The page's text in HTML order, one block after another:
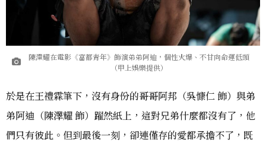
陳澤耀在電影《富都青年》飾演弟弟阿迪，個性火爆、不甘向命運低頭
（甲上娛樂提供）
於是在王禮霖筆下，沒有身份的哥哥阿邦（吳慷仁 飾）與弟
弟阿迪（陳澤耀 飾）躍然紙上，這對兄弟什麼都沒有了，他
們只有彼此。但到最後一刻，卻連僅存的愛都承擔不了，既